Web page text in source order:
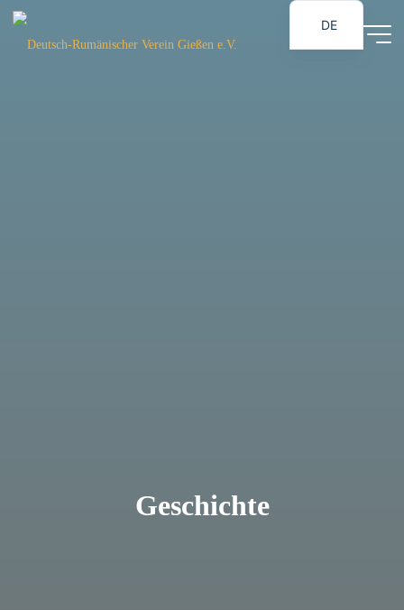
Zum
Deutsch-
Geschichte
DE
RO